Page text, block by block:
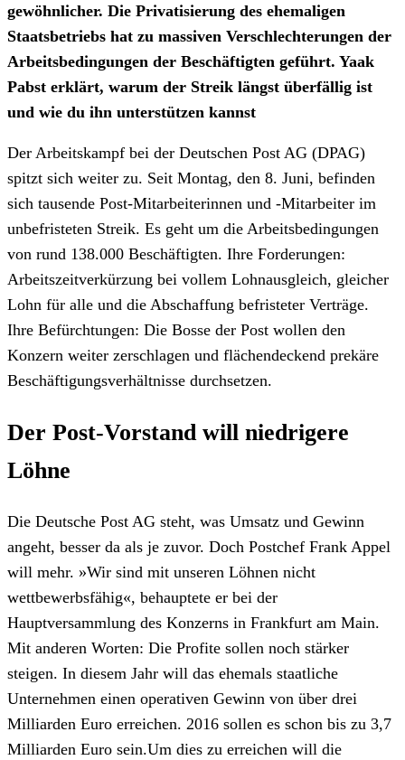
gewöhnlicher. Die Privatisierung des ehemaligen
Staatsbetriebs hat zu massiven Verschlechterungen der
Arbeitsbedingungen der Beschäftigten geführt. Yaak
Pabst erklärt, warum der Streik längst überfällig ist
und wie du ihn unterstützen kannst
Der Arbeitskampf bei der Deutschen Post AG (DPAG)
spitzt sich weiter zu. Seit Montag, den 8. Juni, befinden
sich tausende Post-Mitarbeiterinnen und -Mitarbeiter im
unbefristeten Streik. Es geht um die Arbeitsbedingungen
von rund 138.000 Beschäftigten. Ihre Forderungen:
Arbeitszeitverkürzung bei vollem Lohnausgleich, gleicher
Lohn für alle und die Abschaffung befristeter Verträge.
Ihre Befürchtungen: Die Bosse der Post wollen den
Konzern weiter zerschlagen und flächendeckend prekäre
Beschäftigungsverhältnisse durchsetzen.
Der Post-Vorstand will niedrigere
Löhne
Die Deutsche Post AG steht, was Umsatz und Gewinn
angeht, besser da als je zuvor. Doch Postchef Frank Appel
will mehr. »Wir sind mit unseren Löhnen nicht
wettbewerbsfähig«, behauptete er bei der
Hauptversammlung des Konzerns in Frankfurt am Main.
Mit anderen Worten: Die Profite sollen noch stärker
steigen. In diesem Jahr will das ehemals staatliche
Unternehmen einen operativen Gewinn von über drei
Milliarden Euro erreichen. 2016 sollen es schon bis zu 3,7
Milliarden Euro sein.Um dies zu erreichen will die